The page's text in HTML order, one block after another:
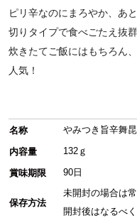
ピリ辛なのにまろやか、あ
切りタイプで食べごたえ抜群
炊きたてご飯にはもちろん
人気！
名称 やみつき旨辛舞昆
内容量 132ｇ
賞味期限 90日
保存方法
未開封の場合は
開封後はなるべ